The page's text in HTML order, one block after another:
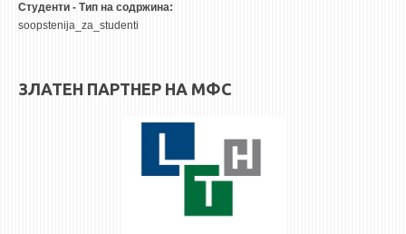
AIR QUALITY MODELLING
АКТИ
Студенти - Тип на содржина:
soopstenija_za_studenti
ЗЛАТЕН ПАРТНЕР НА МФС